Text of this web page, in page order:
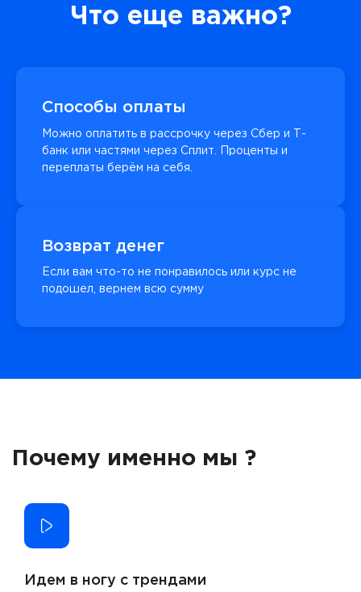
Что еще важно?
Способы оплаты
Можно оплатить в рассрочку через Сбер и Т-
банк или частями через Сплит. Проценты и
переплаты берём на себя.
Возврат денег
Если вам что-то не понравилось или курс не
подошел, вернем всю сумму
Почему именно мы ?
Идем в ногу с трендами